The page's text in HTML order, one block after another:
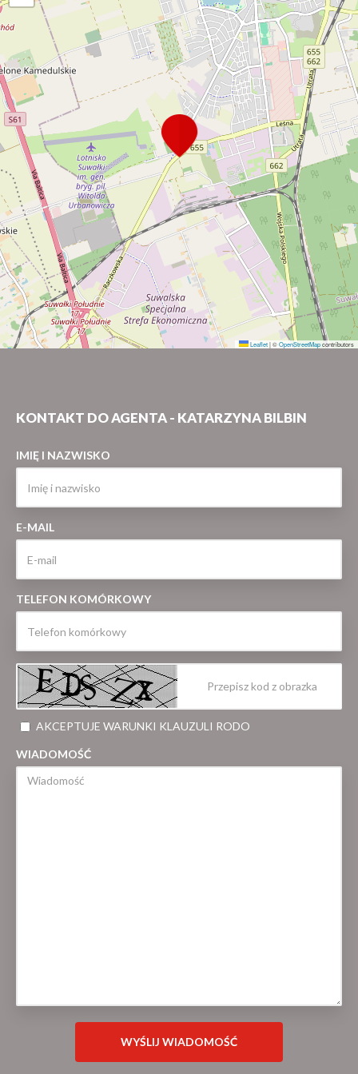
Leaflet|©OpenStreetMapcontributors
KONTAKT DO AGENTA - KATARZYNA BILBIN
IMIĘ I NAZWISKO
E-MAIL
TELEFON KOMÓRKOWY
AKCEPTUJE WARUNKI KLAUZULI RODO
WIADOMOŚĆ